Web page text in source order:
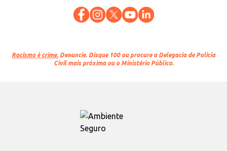
Racismo é crime. Denuncie. Disque 100 ou procure a Delegacia de Polícia
Civil mais próxima ou o Ministério Público.